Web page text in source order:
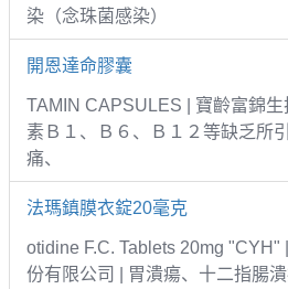
染（念珠菌感染）
開恩達命膠囊
TAMIN CAPSULES | 寶齡富錦
素Ｂ１、Ｂ６、Ｂ１２等缺乏所
痛、
法瑪鎮膜衣錠20毫克
otidine F.C. Tablets 20mg "CYH"
份有限公司 | 胃潰瘍、十二指腸